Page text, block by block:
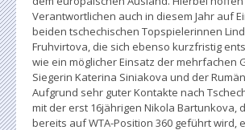
Verantwortlichen auch in diesem Jahr auf
beiden tschechischen Topspielerinnen
Fruhvirtova, die sich ebenso kurzfristig
wie ein möglicher Einsatz der mehrfachen
Siegerin Katerina Siniakova und der
Aufgrund sehr guter Kontakte nach
mit der erst 16jährigen Nikola Bartunkova,
bereits auf WTA-Position 360 geführt wird,